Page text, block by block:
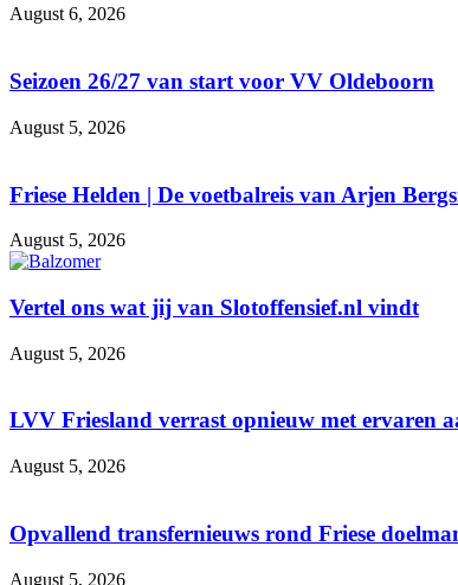
August 6, 2026
Seizoen 26/27 van start voor VV Oldeboorn
August 5, 2026
Friese Helden | De voetbalreis van Arjen
August 5, 2026
Vertel ons wat jij van Slotoffensief.nl vindt
August 5, 2026
LVV Friesland verrast opnieuw met ervaren
August 5, 2026
Opvallend transfernieuws rond Friese
August 5, 2026